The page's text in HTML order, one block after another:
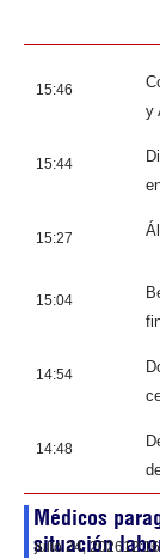
15:46
y
15:44
15:27
15:04
14:54
14:48
Médicos
situación
julio 24, 202612:16